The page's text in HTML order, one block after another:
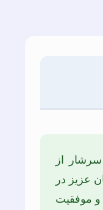
از
عزیز در
و موفقیت